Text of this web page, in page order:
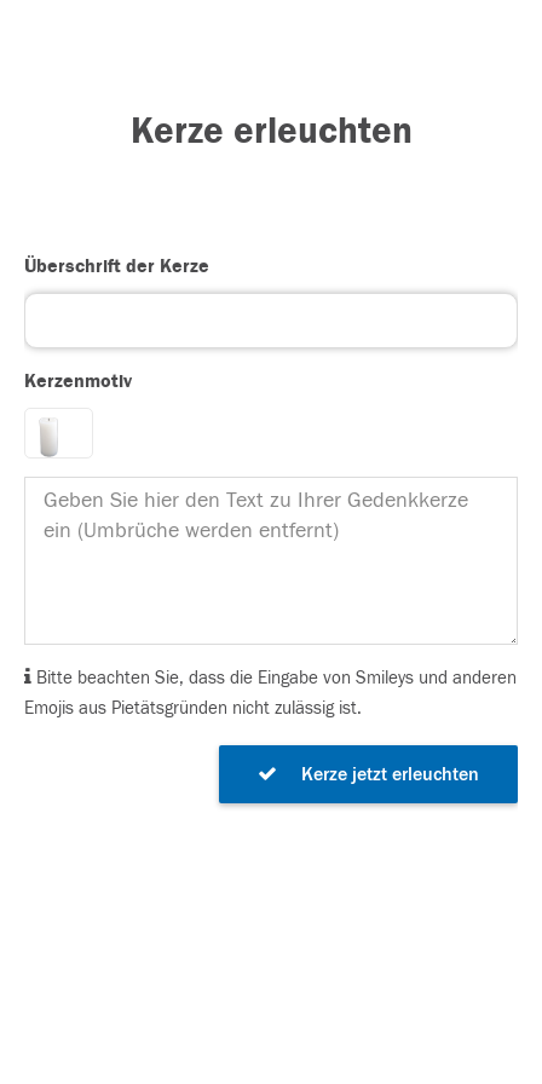
Kerze erleuchten
Überschrift der Kerze
Kerzenmotiv
Bitte beachten Sie, dass die Eingabe von Smileys und anderen
Emojis aus Pietätsgründen nicht zulässig ist.
Kerze jetzt erleuchten